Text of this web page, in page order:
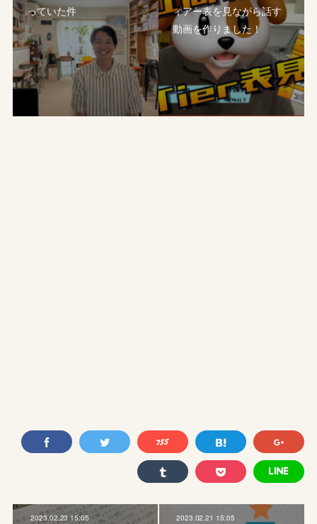
っていた件
ィアー表を見ながら話す
動画を作りました！
2023.02.23 15:05 2023.02.21 15:05